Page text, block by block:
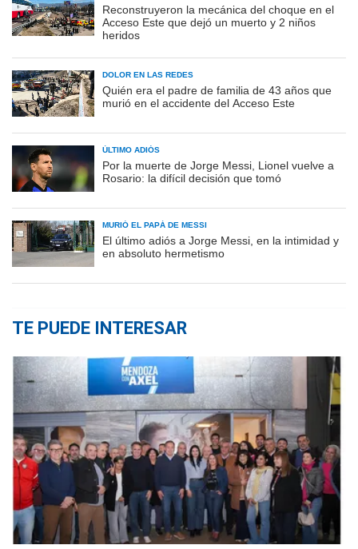
Reconstruyeron la mecánica del choque en el
Acceso Este que dejó un muerto y 2 niños
heridos
DOLOR EN LAS REDES
Quién era el padre de familia de 43 años que
murió en el accidente del Acceso Este
ÚLTIMO ADIÓS
Por la muerte de Jorge Messi, Lionel vuelve a
Rosario: la difícil decisión que tomó
MURIÓ EL PAPÁ DE MESSI
El último adiós a Jorge Messi, en la intimidad y
en absoluto hermetismo
TE PUEDE INTERESAR